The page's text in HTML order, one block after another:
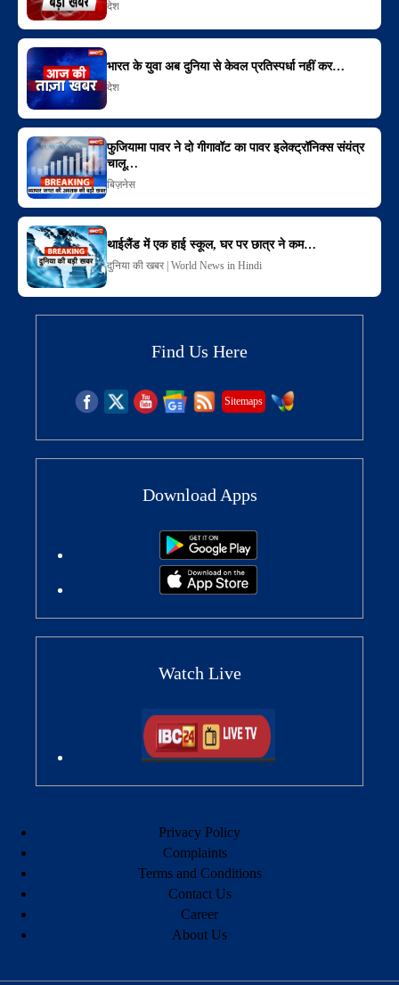
देश
भारत के युवा अब दुनिया से केवल प्रतिस्पर्धा नहीं कर…
देश
फुजियामा पावर ने दो गीगावॉट का पावर इलेक्ट्रॉनिक्स संयंत्र
चालू…
बिज़नेस
थाईलैंड में एक हाई स्कूल, घर पर छात्र ने कम…
दुनिया की खबर | World News in Hindi
Find Us Here
Sitemaps
Download Apps
Watch Live
Privacy Policy
Complaints
Terms and Conditions
Contact Us
Career
About Us